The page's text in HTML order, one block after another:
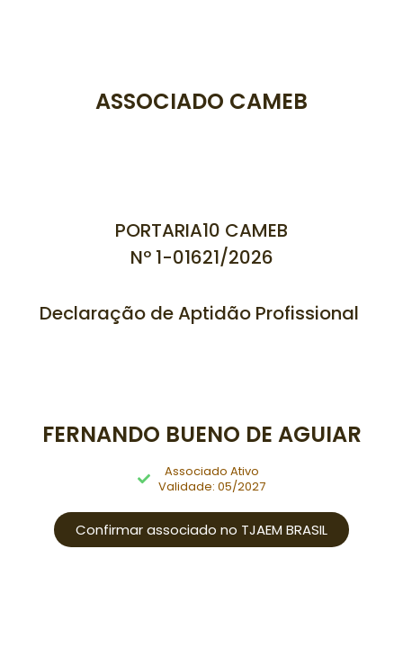
ASSOCIADO CAMEB
PORTARIA10 CAMEB
Nº 1-01621/2026
Declaração de Aptidão Profissional
FERNANDO BUENO DE AGUIAR
Associado Ativo
Validade: 05/2027
Confirmar associado no TJAEM BRASIL